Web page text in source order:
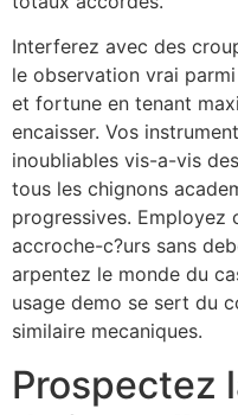
Interferez avec des
le observation vrai
et fortune en tenant
encaisser. Vos
inoubliables vis-a-vis
tous les chignons
progressives. Employez
accroche-c?urs sans
arpentez le monde du
usage demo se sert du
similaire mecaniques.
Prospectez